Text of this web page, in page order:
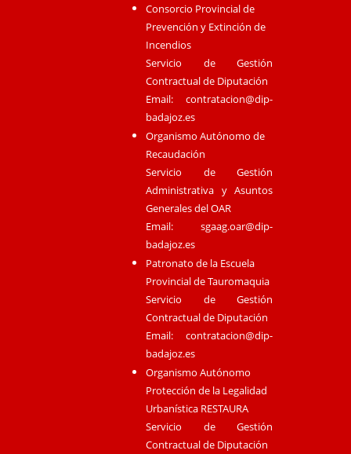
Consorcio Provincial de
Prevención y Extinción de
Incendios
Servicio de Gestión
Contractual de Diputación
Email:contratacion@dip-
badajoz.es
Organismo Autónomo de
Recaudación
Servicio de Gestión
Administrativa y Asuntos
Generales del OAR
Email:sgaag.oar@dip-
badajoz.es
Patronato de la Escuela
Provincial de Tauromaquia
Servicio de Gestión
Contractual de Diputación
Email:contratacion@dip-
badajoz.es
Organismo Autónomo
Protección de la Legalidad
Urbanística RESTAURA
Servicio de Gestión
Contractual de Diputación